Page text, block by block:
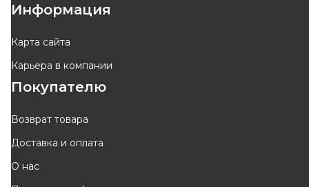
Информация
Карта сайта
Карьера в компании
Покупателю
Возврат товара
Доставка и оплата
О нас